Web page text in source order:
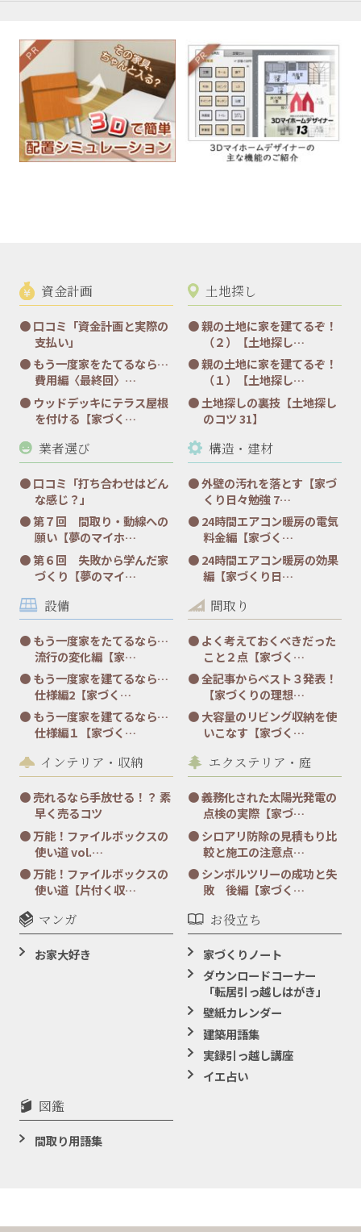
資金計画
口コミ「資金計画と実際の
支払い」
もう一度家をたてるなら…
費用編〈最終回〉…
ウッドデッキにテラス屋根
を付ける【家づく…
土地探し
親の土地に家を建てるぞ！
（２）【土地探し…
親の土地に家を建てるぞ！
（１）【土地探し…
土地探しの裏技【土地探し
のコツ 31】
業者選び
口コミ「打ち合わせはどん
な感じ？」
第７回 間取り・動線への
願い【夢のマイホ…
第６回 失敗から学んだ家
づくり【夢のマイ…
構造・建材
外壁の汚れを落とす【家づ
くり日々勉強 7…
24時間エアコン暖房の電気
料金編【家づく…
24時間エアコン暖房の効果
編【家づくり日…
設備
もう一度家をたてるなら…
流行の変化編【家…
もう一度家を建てるなら…
仕様編2【家づく…
もう一度家を建てるなら…
仕様編１【家づく…
間取り
よく考えておくべきだった
こと２点【家づく…
全記事からベスト３発表！
【家づくりの理想…
大容量のリビング収納を使
いこなす【家づく…
インテリア・収納
売れるなら手放せる！？ 素
早く売るコツ
万能！ファイルボックスの
使い道 vol.…
万能！ファイルボックスの
使い道【片付く収…
エクステリア・庭
義務化された太陽光発電の
点検の実際【家づ…
シロアリ防除の見積もり比
較と施工の注意点…
シンボルツリーの成功と失
敗 後編【家づく…
マンガ
お家大好き
お役立ち
家づくりノート
ダウンロードコーナー
「転居引っ越しはがき」
壁紙カレンダー
建築用語集
実録引っ越し講座
イエ占い
図鑑
間取り用語集